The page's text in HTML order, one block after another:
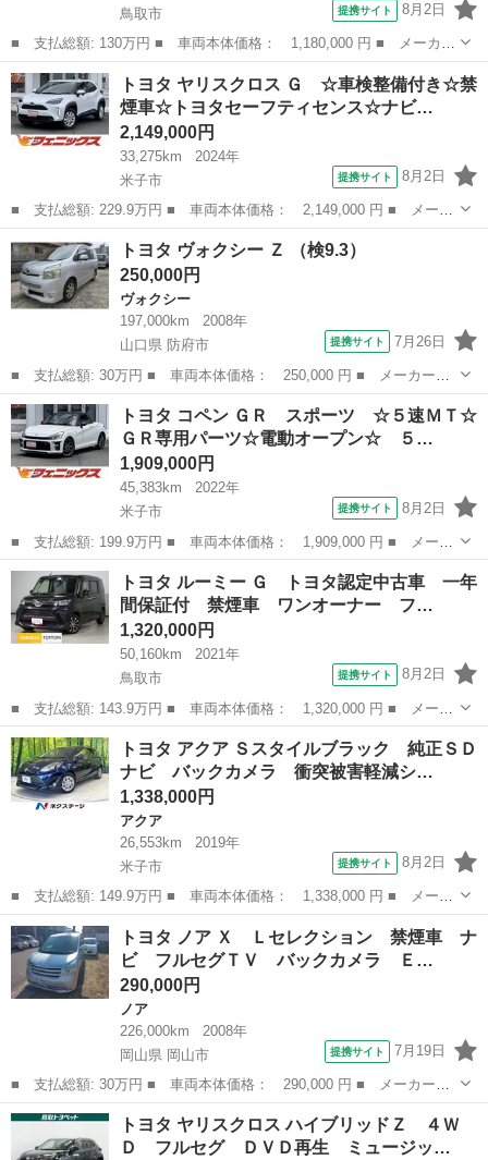
鳥取市
提携サイト 8月2日
■ 支払総額: 130万円 ■ 車両本体価格： 1,180,000 円 ■ メーカー
名： トヨタ ■ 車種名： タンク ■ グレード名： Ｘ Ｓ ４Ｗ
Ｄ 衝突被害軽減システム 電動スライドドア ワンオーナー 記録
簿 アイド...
鳥取 鳥取市 トヨタ
トヨタ ヤリスクロス Ｇ ☆車検整備付き☆禁
煙車☆トヨタセーフティセンス☆ナビ…
2,149,000円
33,275km
2024年
米子市
提携サイト 8月2日
■ 支払総額: 229.9万円 ■ 車両本体価格： 2,149,000 円 ■ メーカ
ー名： トヨタ ■ 車種名： ヤリスクロス ■ グレード名： Ｇ
☆車検整備付き☆禁煙車☆トヨタセーフティセンス☆ナビ☆ トヨタ
セーフテ...
鳥取 米子市 トヨタ
トヨタ ヴォクシー Ｚ （検9.3）
250,000円
ヴォクシー
197,000km
2008年
山口県 防府市
提携サイト 7月26日
■ 支払総額: 30万円 ■ 車両本体価格： 250,000 円 ■ メーカー
名： トヨタ ■ 車種名： ヴォクシー ■ グレード名： Ｚ ■ 排
気量： 2000cc ■ ドア枚数： 5D ■ ミッション： インパネAT ...
山口 防府市 ヴォクシー
トヨタ コペン ＧＲ スポーツ ☆５速ＭＴ☆
ＧＲ専用パーツ☆電動オープン☆ ５…
1,909,000円
45,383km
2022年
米子市
提携サイト 8月2日
■ 支払総額: 199.9万円 ■ 車両本体価格： 1,909,000 円 ■ メーカ
ー名： トヨタ ■ 車種名： コペン ■ グレード名： ＧＲ スポ
ーツ ☆５速ＭＴ☆ＧＲ専用パーツ☆電動オープン☆ ５速ＭＴ☆Ｇ
Ｒフロン...
鳥取 米子市 トヨタ
トヨタ ルーミー Ｇ トヨタ認定中古車 一年
間保証付 禁煙車 ワンオーナー フ…
1,320,000円
50,160km
2021年
鳥取市
提携サイト 8月2日
■ 支払総額: 143.9万円 ■ 車両本体価格： 1,320,000 円 ■ メーカ
ー名： トヨタ ■ 車種名： ルーミー ■ グレード名： Ｇ トヨ
タ認定中古車 一年間保証付 禁煙車 ワンオーナー フルセグ メ
モリーナ...
鳥取 鳥取市 トヨタ
トヨタ アクア Ｓスタイルブラック 純正ＳＤ
ナビ バックカメラ 衝突被害軽減シ…
1,338,000円
アクア
26,553km
2019年
米子市
提携サイト 8月2日
■ 支払総額: 149.9万円 ■ 車両本体価格： 1,338,000 円 ■ メーカ
ー名： トヨタ ■ 車種名： アクア ■ グレード名： Ｓスタイル
ブラック 純正ＳＤナビ バックカメラ 衝突被害軽減システム 禁
煙車 ド...
鳥取 米子市 アクア
トヨタ ノア Ｘ Ｌセレクション 禁煙車 ナ
ビ フルセグＴＶ バックカメラ Ｅ…
290,000円
ノア
226,000km
2008年
岡山県 岡山市
提携サイト 7月19日
■ 支払総額: 30万円 ■ 車両本体価格： 290,000 円 ■ メーカー
名： トヨタ ■ 車種名： ノア ■ グレード名： Ｘ Ｌセレクシ
ョン 禁煙車 ナビ フルセグＴＶ バックカメラ ＥＴＣ 電動ス
ライドドア シー...
岡山 岡山市 ノア
トヨタ ヤリスクロス ハイブリッドＺ ４Ｗ
Ｄ フルセグ ＤＶＤ再生 ミュージッ…